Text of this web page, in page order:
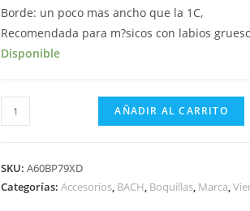
Borde: un poco mas ancho que la 1C,
Recomendada para m?sicos con labios
Disponible
BOQUILLA
BACH
1CW
cantidad
AÑADIR AL CARRITO
SKU:A60BP79XD
Categorías:Accesorios, BACH, Boquillas, Marca,